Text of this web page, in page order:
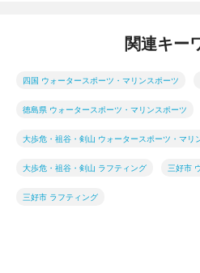
関連キー
四国 ウォータースポーツ・マリンスポーツ
徳島県 ウォータースポーツ・マリンスポーツ
大歩危・祖谷・剣山 ウォータースポーツ・マリ
大歩危・祖谷・剣山 ラフティング 三好市
三好市 ラフティング